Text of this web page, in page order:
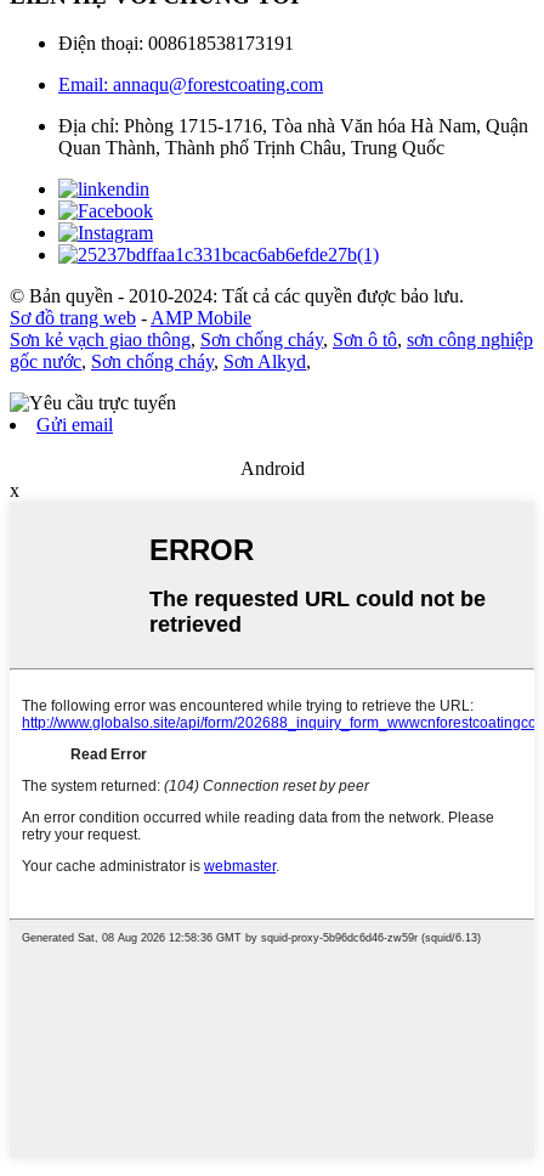
Điện thoại: 008618538173191
Email: annaqu@forestcoating.com
Địa chỉ: Phòng 1715-1716, Tòa nhà Văn hóa Hà Nam, Quận
Quan Thành, Thành phố Trịnh Châu, Trung Quốc
© Bản quyền - 2010-2024: Tất cả các quyền được bảo lưu.
Sơ đồ trang web - AMP Mobile
Sơn kẻ vạch giao thông, Sơn chống cháy, Sơn ô tô, sơn công nghiệp
gốc nước, Sơn chống cháy, Sơn Alkyd,
Gửi email
Android
x